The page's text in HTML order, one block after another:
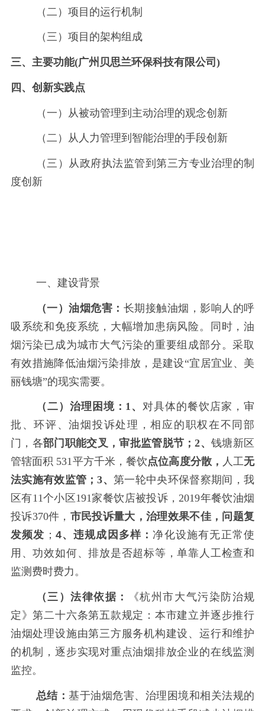
（二）项目的运行机制
（三）项目的架构组成
三、主要功能(广州贝思兰环保科技有限公司)
四、创新实践点
（一）从被动管理到主动治理的观念创新
（二）从人力管理到智能治理的手段创新
（三）从政府执法监管到第三方专业治理的制
度创新
一、建设背景
（一）油烟危害： 长期接触油烟，影响人的呼
吸系统和免疫系统，大幅增加患病风险。同时，油
烟污染已成为城市大气污染的重要组成部分。采取
有效措施降低油烟污染排放，是建设“宜居宜业、美
丽钱塘”的现实需要。
（二）治理困境： 1、对具体的餐饮店家，审
批、环评、油烟投诉处理，相应的职权在不同部
门，各部门职能交叉，审批监管脱节；2、钱塘新区
管辖面积 531平方千米，餐饮点位高度分散， 人工无
法实施有效监管；3、 第一轮中央环保督察期间，我
区有11个小区191家餐饮店被投诉，2019年餐饮油烟
投诉370件， 市民投诉量大，治理效果不佳，问题复
发频发 ； 4、违规成因多样：净化设施有无正常使
用、功效如何、排放是否超标等，单靠人工检查和
监测费时费力。
（三）法律依据：
《杭州市大气污染防治规
定》第二十六条第五款规定：本市建立并逐步推行
油烟处理设施由第三方服务机构建设、运行和维护
的机制，逐步实现对重点油烟排放企业的在线监测
监控。
总结：基于油烟危害、治理困境和相关法规的